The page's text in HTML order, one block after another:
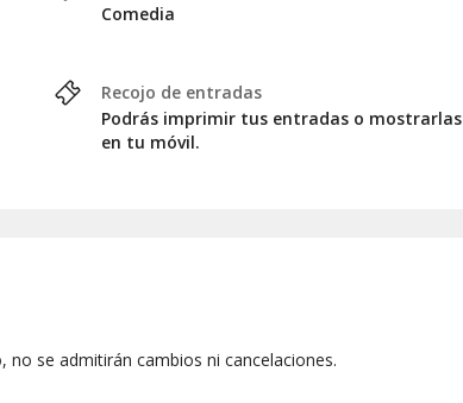
Comedia
Recojo de entradas
Podrás imprimir tus entradas o mostrarlas
en tu móvil.
se admitirán cambios ni cancelaciones.